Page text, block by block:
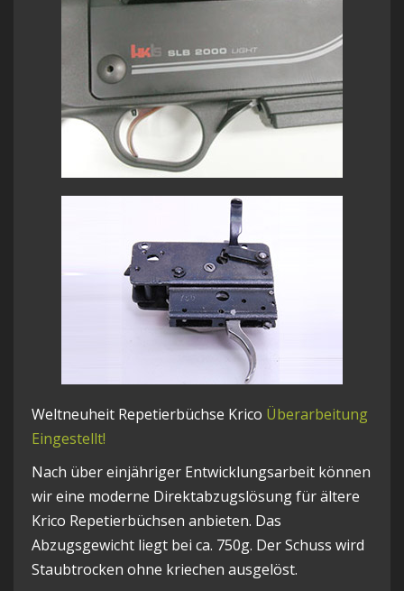
Weltneuheit Repetierbüchse Krico Überarbeitung
Eingestellt!
Nach über einjähriger Entwicklungsarbeit können
wir eine moderne Direktabzugslösung für ältere
Krico Repetierbüchsen anbieten. Das
Abzugsgewicht liegt bei ca. 750g. Der Schuss wird
Staubtrocken ohne kriechen ausgelöst.